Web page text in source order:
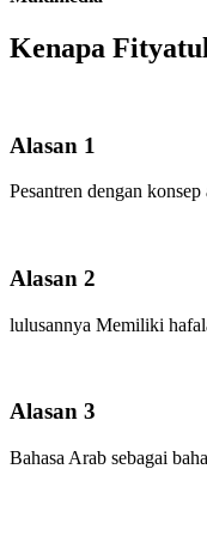
Kenapa
Alasan 1
Pesantren dengan
Alasan 2
lulusannya Memiliki
Alasan 3
Bahasa Arab sebagai